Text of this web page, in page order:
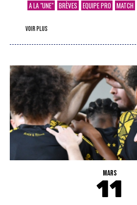
A LA "UNE" BRÈVES EQUIPE PRO MATCH
voir plus
MARS
11